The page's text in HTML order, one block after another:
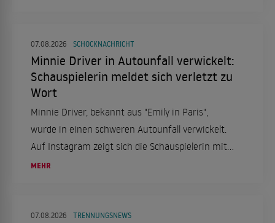
07.08.2026 SCHOCKNACHRICHT
Minnie Driver in Autounfall verwickelt:
Schauspielerin meldet sich verletzt zu
Wort
Minnie Driver, bekannt aus "Emily in Paris",
wurde in einen schweren Autounfall verwickelt.
Auf Instagram zeigt sich die Schauspielerin mit
einer Halskrause und berichtet von dem Vorfall,
MEHR
07.08.2026 TRENNUNGSNEWS